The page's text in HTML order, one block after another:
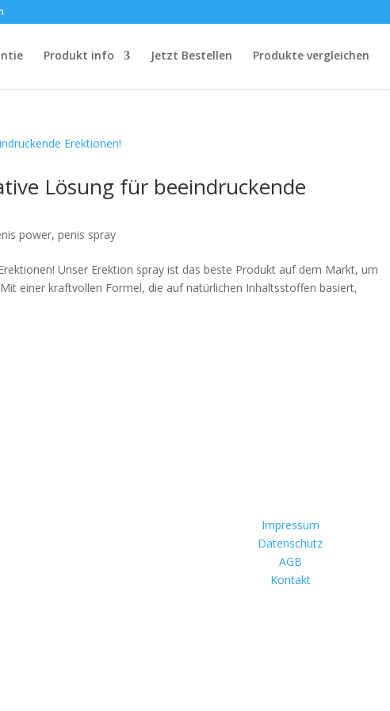
Produkt info Jetzt Bestellen Produkte vergleichen
Lösung für beeindruckende
power, penis spray
Unser Erektion spray ist das beste Produkt auf dem Markt, um
einer kraftvollen Formel, die auf natürlichen Inhaltsstoffen basiert,
Impressum
Datenschutz
AGB
Kontakt